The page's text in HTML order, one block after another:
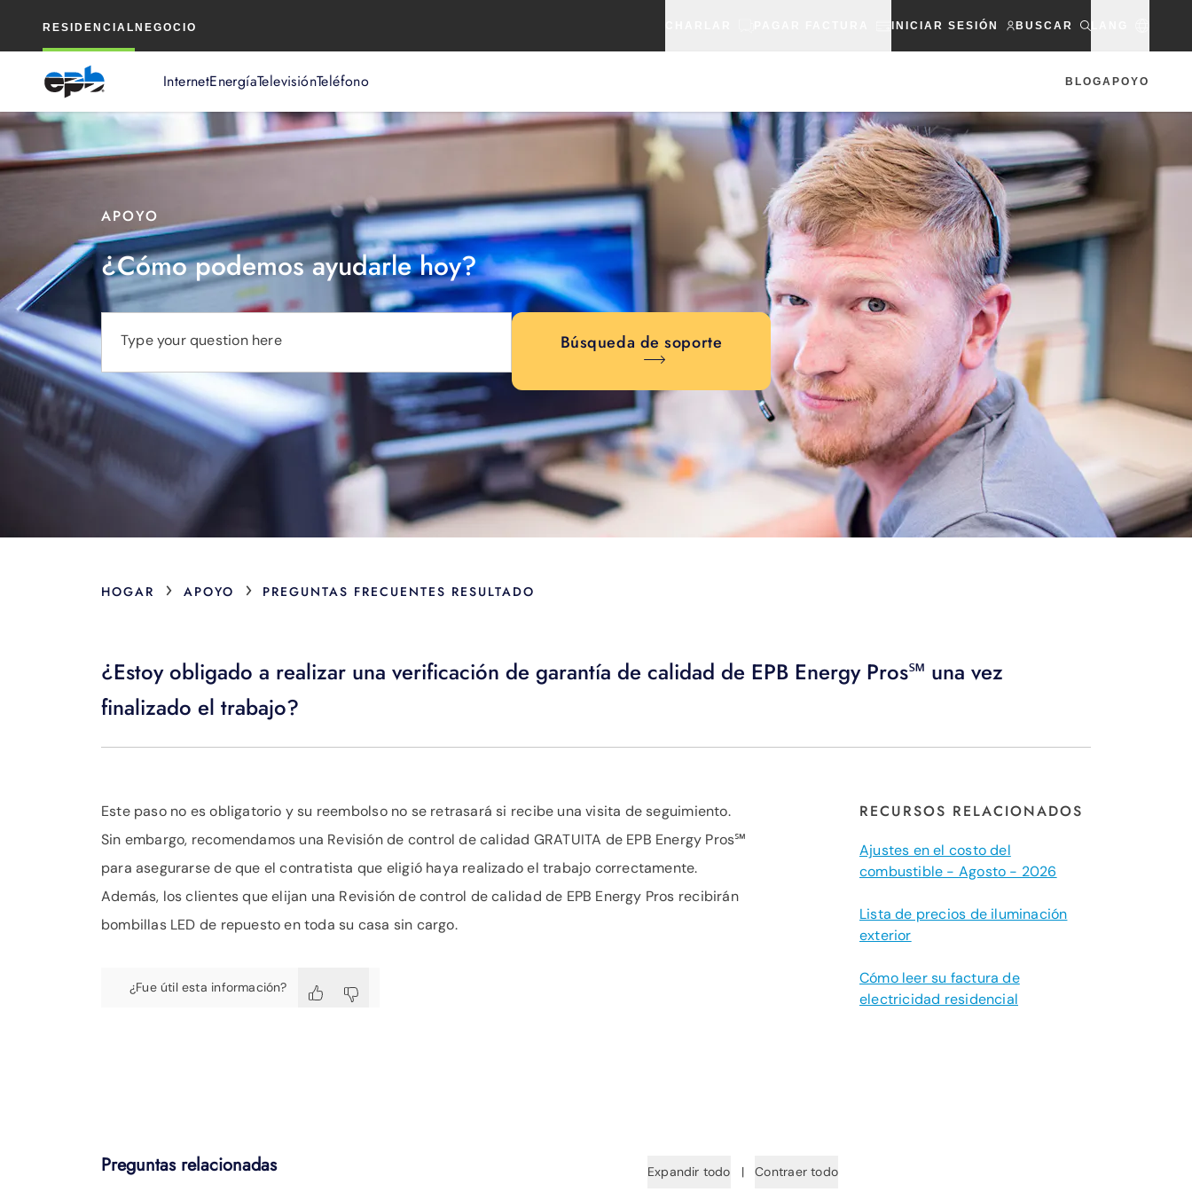
RESIDENCIAL NEGOCIO INICIAR SESIÓN BUSCAR
InternetEnergíaTelevisiónTeléfono BLOGAPOYO
principal
APOYO
¿Cómo podemos ayudarle hoy?
Type your question here Búsqueda de soporte
HOGAR › APOYO › PREGUNTAS FRECUENTES RESULTADO
¿Estoy obligado a realizar una verificación de garantía de calidad de EPB Energy Pros℠ una vez
finalizado el trabajo?
Este paso no es obligatorio y su reembolso no se retrasará si recibe una visita de seguimiento.
Sin embargo, recomendamos una Revisión de control de calidad GRATUITA de EPB Energy Pros℠
para asegurarse de que el contratista que eligió haya realizado el trabajo correctamente.
Además, los clientes que elijan una Revisión de control de calidad de EPB Energy Pros recibirán
bombillas LED de repuesto en toda su casa sin cargo.
¿Fue útil esta información?
RECURSOS RELACIONADOS
Ajustes en el costo del
combustible - Agosto - 2026
Lista de precios de iluminación
exterior
Cómo leer su factura de
electricidad residencial
Preguntas relacionadas Expandir todo | Contraer todo